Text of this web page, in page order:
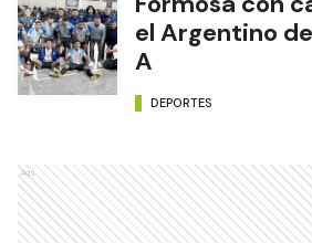
el Argentino
A
DEPORTES
Ads